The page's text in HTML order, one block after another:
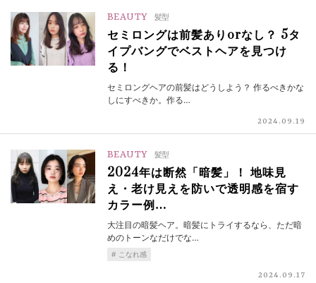
BEAUTY 髪型
セミロングは前髪ありorなし？ 5タ
イプバングでベストヘアを見つけ
る！
セミロングヘアの前髪はどうしよう？ 作るべきかな
しにすべきか。作る…
2024.09.19
BEAUTY 髪型
2024年は断然「暗髪」！ 地味見
え・老け見えを防いで透明感を宿す
カラー例…
大注目の暗髪ヘア。暗髪にトライするなら、ただ暗
めのトーンなだけでな…
こなれ感
2024.09.17